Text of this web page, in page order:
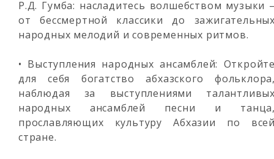
Р.Д. Гумба: насладитесь волшебством музыки
от бессмертной классики до
народных мелодий и современных ритмов.
• Выступления народных ансамблей:
для себя богатство абхазского
наблюдая за выступлениями
народных ансамблей песни и
прославляющих культуру Абхазии по
стране.